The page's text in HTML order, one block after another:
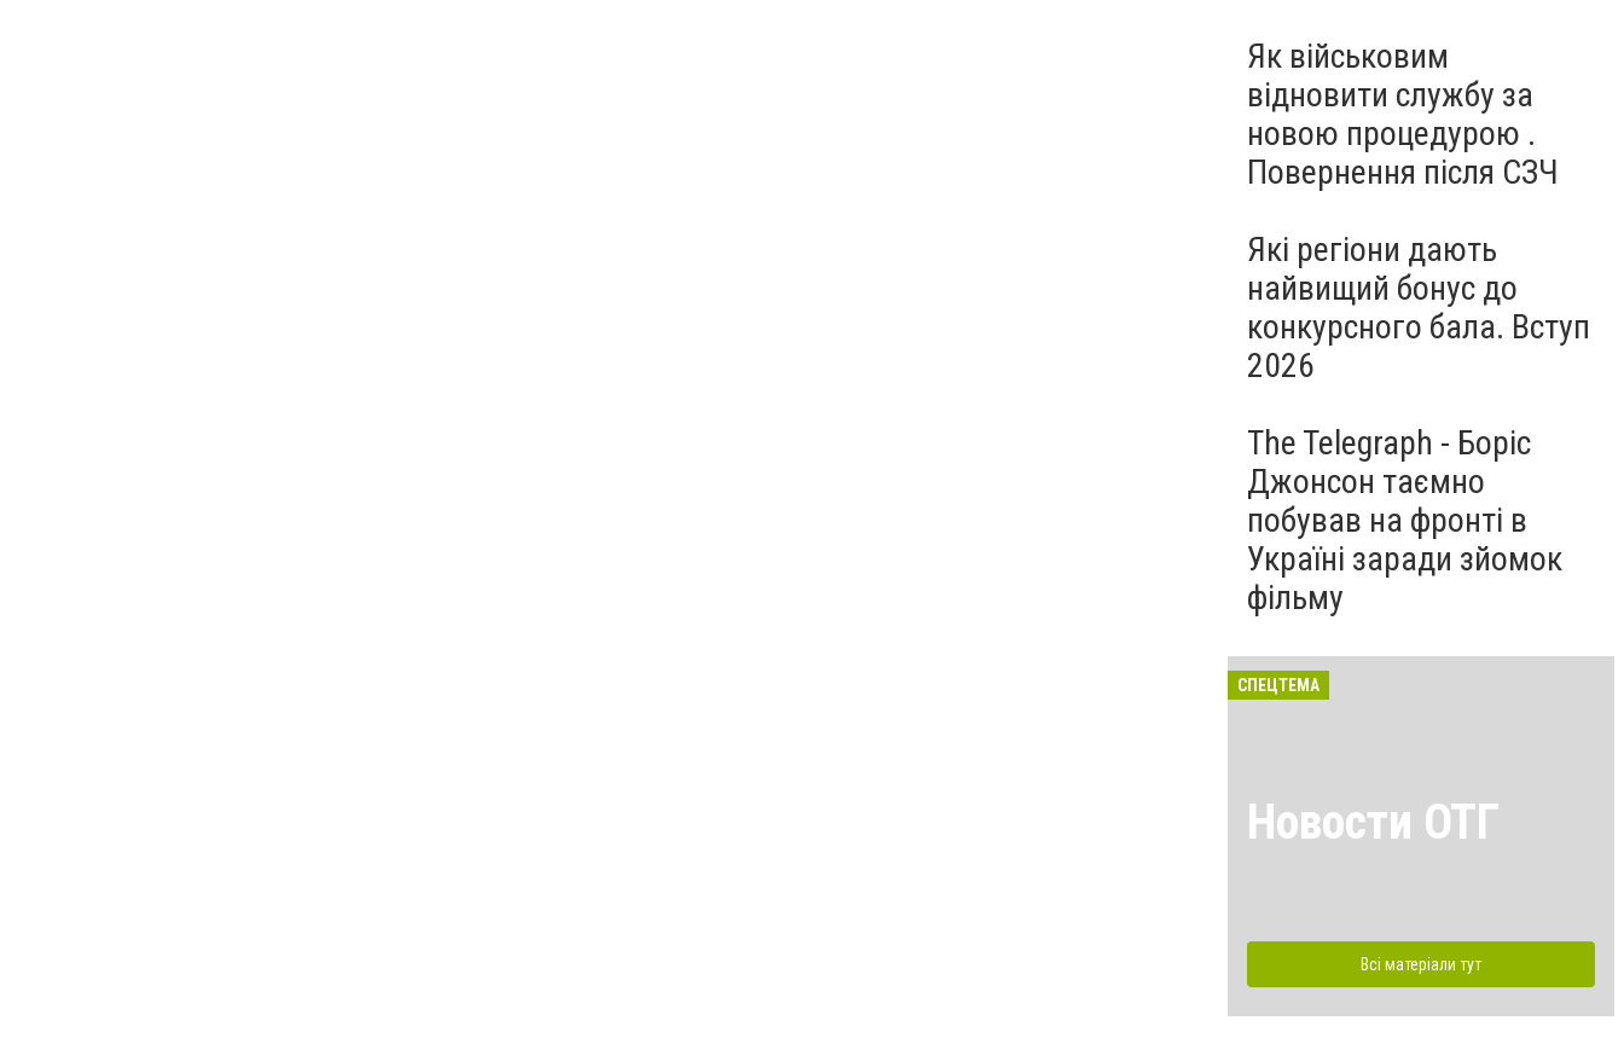
Як військовим
відновити службу за
новою процедурою .
Повернення після СЗЧ
Які регіони дають
найвищий бонус до
конкурсного бала. Вступ
2026
The Telegraph - Боріс
Джонсон таємно
побував на фронті в
Україні заради зйомок
фільму
СПЕЦТЕМА
Новости ОТГ
Всі матеріали тут